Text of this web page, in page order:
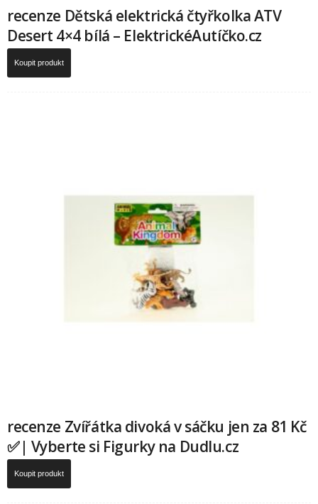
recenze Dětská elektrická čtyřkolka ATV
Desert 4×4 bílá – ElektrickéAutíčko.cz
Koupit produkt
recenze Zvířátka divoká v sáčku jen za 81 Kč
✅| Vyberte si Figurky na Dudlu.cz
Koupit produkt